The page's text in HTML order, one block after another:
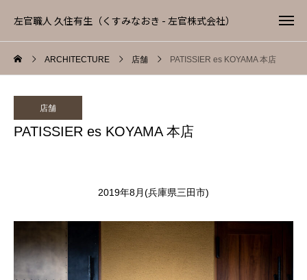
左官職人 久住有生（くすみなおき - 左官株式会社）
ARCHITECTURE 店舗 PATISSIER es KOYAMA 本店
店舗
PATISSIER es KOYAMA 本店
2019年8月(兵庫県三田市)